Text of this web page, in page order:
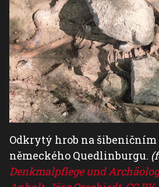
Odkrytý hrob na
německého Quedlinburgu.
Denkmalpflege und